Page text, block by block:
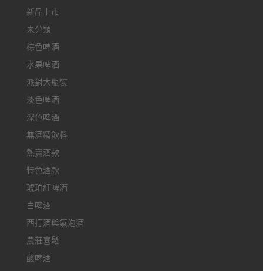
新品上市
未分類
棕色啤酒
水果啤酒
派對大瓶裝
淡色啤酒
深色啤酒
無酒精飲料
熱賣酒款
特色酒款
琥珀紅啤酒
白啤酒
西打酒與氣泡酒
農莊喜鬆
酸啤酒